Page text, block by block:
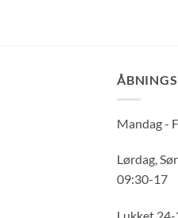
Mandag -
Lørdag,
09:30-17